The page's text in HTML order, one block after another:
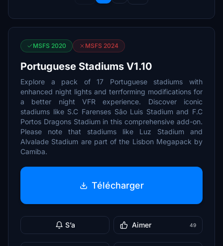
MSFS 2020 MSFS 2024
Portuguese Stadiums V1.10
Explore a pack of 17 Portuguese stadiums with
enhanced night lights and terrforming modifications for
a better night VFR experience. Discover iconic
stadiums like S.C Farenses São Luis Stadium and F.C
Portos Dragons Stadium in this comprehensive add-on.
Please note that stadiums like Luz Stadium and
Alvalade Stadium are part of the Lisbon Megapack by
Camiba.
Télécharger
S’a Aimer 49